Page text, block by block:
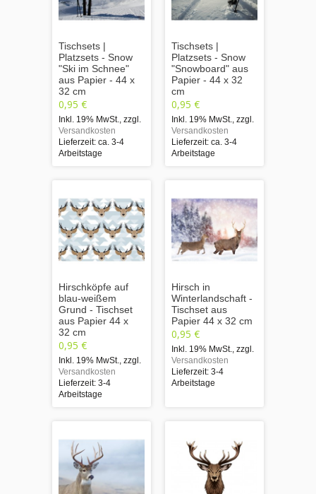
Tischsets |
Platzsets - Snow
"Ski im Schnee"
aus Papier - 44 x
32 cm
0,95 €
Inkl. 19% MwSt. zzgl.
Versandkosten
Lieferzeit: ca. 3-4
Arbeitstage
Tischsets |
Platzsets - Snow
"Snowboard" aus
Papier - 44 x 32
cm
0,95 €
Inkl. 19% MwSt. zzgl.
Versandkosten
Lieferzeit: ca. 3-4
Arbeitstage
Hirschköpfe auf
blau-weißem
Grund - Tischset
aus Papier 44 x
32 cm
0,95 €
Inkl. 19% MwSt. zzgl.
Versandkosten
Lieferzeit: 3-4
Arbeitstage
Hirsch in
Winterlandschaft -
Tischset aus
Papier 44 x 32 cm
0,95 €
Inkl. 19% MwSt. zzgl.
Versandkosten
Lieferzeit: 3-4
Arbeitstage